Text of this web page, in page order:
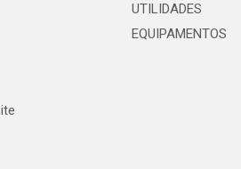
UTILIDADES
EQUIPAMENTOS